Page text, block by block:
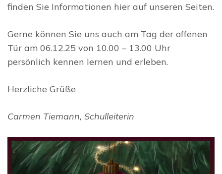
finden Sie Informationen hier auf unseren Seiten.
Gerne können Sie uns auch am Tag der offenen
Tür am 06.12.25 von 10.00 – 13.00 Uhr
persönlich kennen lernen und erleben.
Herzliche Grüße
Carmen Tiemann, Schulleiterin